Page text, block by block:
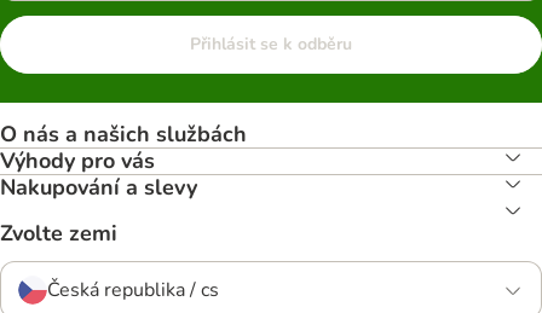
Přihlásit se k odběru
O nás a našich službách
Výhody pro vás
Nakupování a slevy
Zvolte zemi
Česká republika / cs